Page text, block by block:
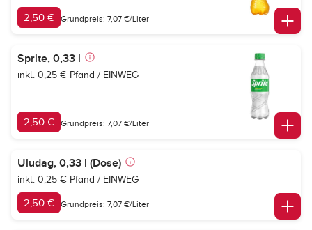
2,50 € Grundpreis: 7,07 €/Liter
Sprite, 0,33 l
inkl. 0,25 € Pfand / EINWEG
2,50 € Grundpreis: 7,07 €/Liter
Uludag, 0,33 l (Dose)
inkl. 0,25 € Pfand / EINWEG
2,50 € Grundpreis: 7,07 €/Liter